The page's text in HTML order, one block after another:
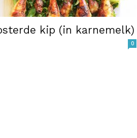
kip (in karnemelk)
0